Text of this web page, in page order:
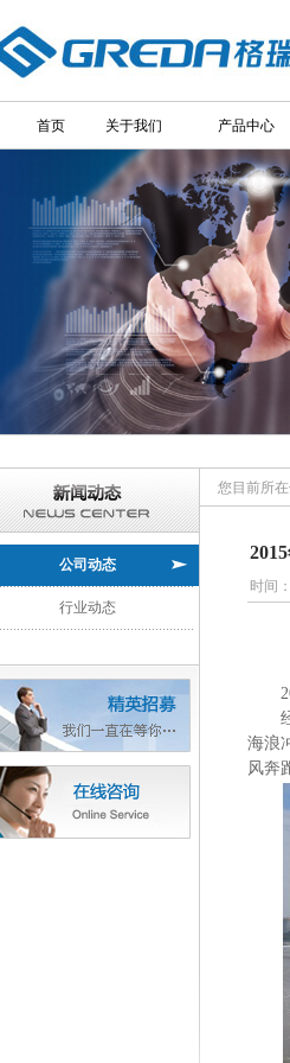
首页 关于我们 产品中心
公司动态
行业动态
您目前所
时间
海浪
风奔